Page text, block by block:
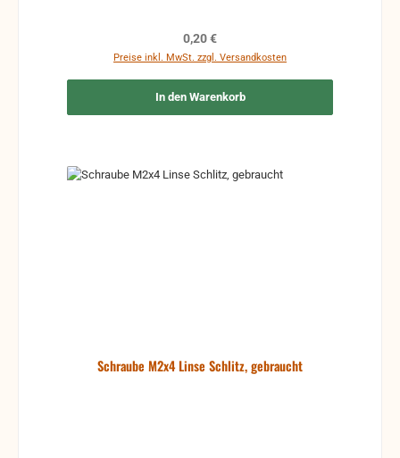
Regulärer Preis:
0,20 €
Preise inkl. MwSt. zzgl. Versandkosten
In den Warenkorb
Schraube M2x4 Linse Schlitz, gebraucht